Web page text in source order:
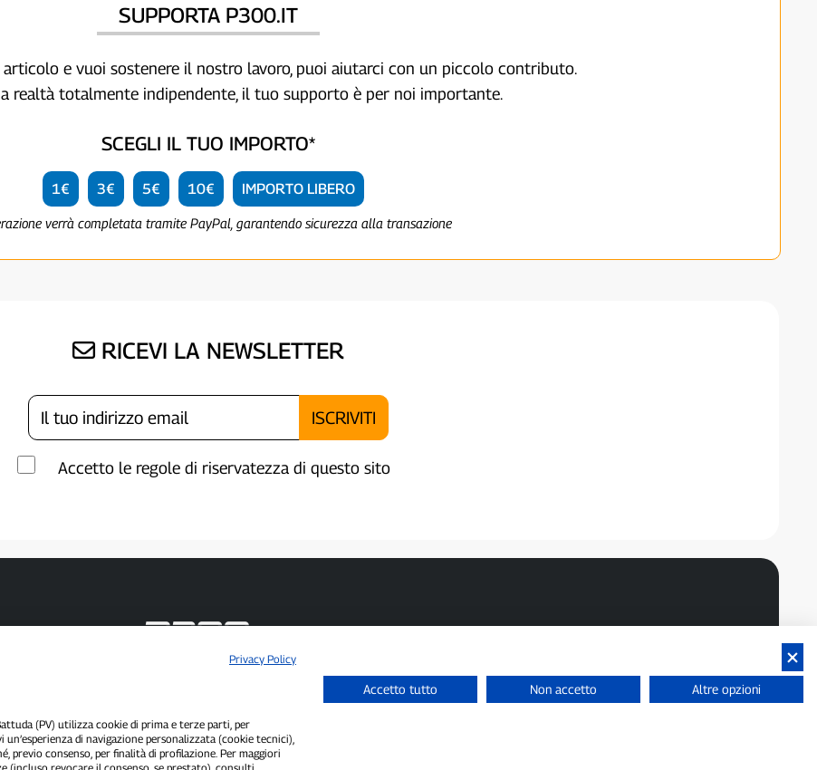
SUPPORTA P300.IT
e vuoi sostenere il nostro lavoro, puoi aiutarci con un piccolo contributo.
realtà totalmente indipendente, il tuo supporto è per noi importante.
SCEGLI IL TUO IMPORTO*
1€ 3€ 5€ 10€ IMPORTO LIBERO
verrà completata tramite PayPal, garantendo sicurezza alla transazione
RICEVI LA NEWSLETTER
Accetto le regole di riservatezza di questo sito
P300.it è una Testata Giornalistica indipendente
Registrazione numero 1/2021 del 1/2/2021 - Tribunale di Pavia
- P.IVA 02798890188
Direttore Responsabile:Alessandro Secchi- Vicedirettore:
Privacy Policy-Cookie Policy
Privacy Policy
(PV) utilizza cookie di prima e terze parti, per
di navigazione personalizzata (cookie tecnici),
previo consenso, per finalità di profilazione. Per maggiori
Accetto tutto Non accetto Altre opzioni